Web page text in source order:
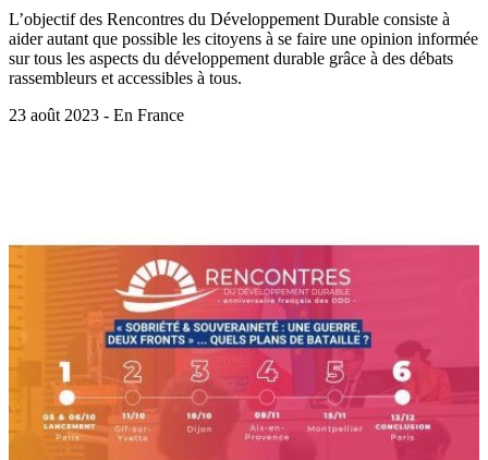
L’objectif des Rencontres du Développement Durable consiste à
aider autant que possible les citoyens à se faire une opinion informée
sur tous les aspects du développement durable grâce à des débats
rassembleurs et accessibles à tous.
23 août 2023 - En France